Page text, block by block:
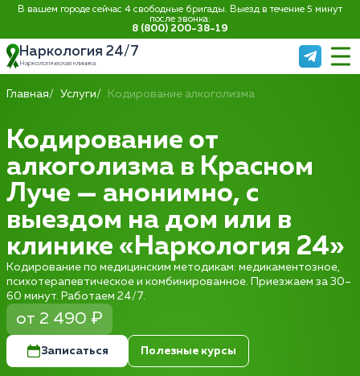
В вашем городе сейчас 4 свободные бригады. Выезд в течение 5 минут
после звонка:
8 (800) 200-38-19
Наркология 24/7
Наркологическая клиника
Главная Услуги Кодирование алкоголизма
Кодирование от
алкоголизма в Красном
Луче — анонимно, с
выездом на дом или в
клинике «Наркология 24»
Кодирование по медицинским методикам: медикаментозное,
психотерапевтическое и комбинированное. Приезжаем за 30–
60 минут. Работаем 24/7.
от 2 490 ₽
Записаться Полезные курсы